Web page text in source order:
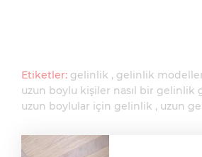
Etiketler: gelinlik gelinlik
uzun boylu kişiler nasıl bir gelinlik
uzun boylular için gelinlik
uzun